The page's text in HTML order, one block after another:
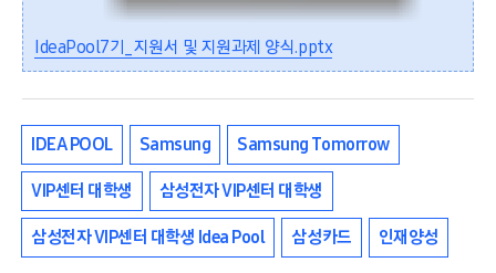
IdeaPool7기_지원서 및 지원과제 양식.pptx
IDEA POOL Samsung Samsung Tomorrow
VIP센터 대학생 삼성전자 VIP센터 대학생
삼성전자 VIP센터 대학생 Idea Pool 삼성카드 인재양성